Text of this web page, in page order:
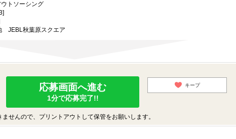
トソーシング
JEBL秋葉原スクエア
応募画面へ進む
1分で応募完了!!
キープ
せんので、プリントアウトして保管をお願いします。